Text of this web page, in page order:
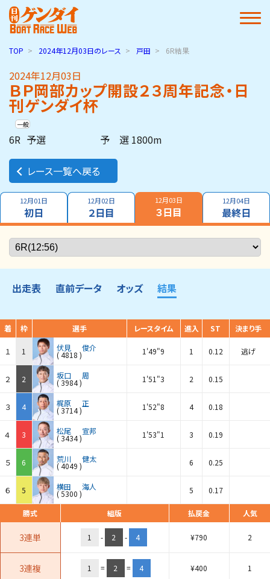
TOP 2024年12月03日のレース 戸田 6R結果
2024年12月03日
ＢＰ岡部カップ開設２３周年記念・日
刊ゲンダイ杯
一般
6R 予選 予 選 1800m
レース一覧へ戻る
12月01日
初日
12月02日
２日目
12月03日
３日目
12月04日
最終日
出走表 直前データ オッズ 結果
着 枠 選手 レースタイム 進入 ST 決まり手
１ 1 伏見 俊介
(4818 ) 1'49"9 1 0.12 逃げ
２ 2 坂口 周
(3984) 1'51"3 2 0.15
３ 4 梶原 正
(3714) 1'52"8 4 0.18
４ 3 松尾 宣邦
(3434) 1'53"1 3 0.19
５ 6 荒川 健太
(4049 ) 6 0.25
６ 5 横田 海人
(5300 ) 5 0.17
勝式 組版 払戻金 人気
3連単 1 - 2 - 4 ¥790 2
3連複 1 = 2 = 4 ¥400 1